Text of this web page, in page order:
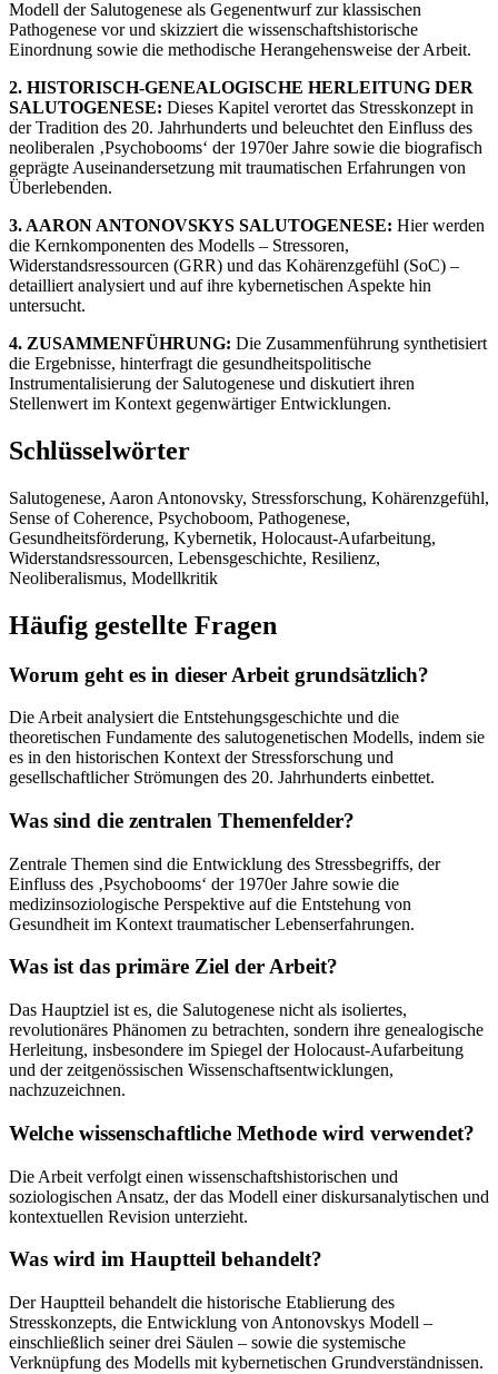
Modell der Salutogenese als Gegenentwurf zur klassischen
Pathogenese vor und skizziert die wissenschaftshistorische
Einordnung sowie die methodische Herangehensweise der Arbeit.
2. HISTORISCH-GENEALOGISCHE HERLEITUNG DER
SALUTOGENESE: Dieses Kapitel verortet das Stresskonzept in
der Tradition des 20. Jahrhunderts und beleuchtet den Einfluss des
neoliberalen ‚Psychobooms‘ der 1970er Jahre sowie die biografisch
geprägte Auseinandersetzung mit traumatischen Erfahrungen von
Überlebenden.
3. AARON ANTONOVSKYS SALUTOGENESE: Hier werden
die Kernkomponenten des Modells – Stressoren,
Widerstandsressourcen (GRR) und das Kohärenzgefühl (SoC) –
detailliert analysiert und auf ihre kybernetischen Aspekte hin
untersucht.
4. ZUSAMMENFÜHRUNG: Die Zusammenführung synthetisiert
die Ergebnisse, hinterfragt die gesundheitspolitische
Instrumentalisierung der Salutogenese und diskutiert ihren
Stellenwert im Kontext gegenwärtiger Entwicklungen.
Schlüsselwörter
Salutogenese, Aaron Antonovsky, Stressforschung, Kohärenzgefühl,
Sense of Coherence, Psychoboom, Pathogenese,
Gesundheitsförderung, Kybernetik, Holocaust-Aufarbeitung,
Widerstandsressourcen, Lebensgeschichte, Resilienz,
Neoliberalismus, Modellkritik
Häufig gestellte Fragen
Worum geht es in dieser Arbeit grundsätzlich?
Die Arbeit analysiert die Entstehungsgeschichte und die
theoretischen Fundamente des salutogenetischen Modells, indem sie
es in den historischen Kontext der Stressforschung und
gesellschaftlicher Strömungen des 20. Jahrhunderts einbettet.
Was sind die zentralen Themenfelder?
Zentrale Themen sind die Entwicklung des Stressbegriffs, der
Einfluss des ‚Psychobooms‘ der 1970er Jahre sowie die
medizinsoziologische Perspektive auf die Entstehung von
Gesundheit im Kontext traumatischer Lebenserfahrungen.
Was ist das primäre Ziel der Arbeit?
Das Hauptziel ist es, die Salutogenese nicht als isoliertes,
revolutionäres Phänomen zu betrachten, sondern ihre genealogische
Herleitung, insbesondere im Spiegel der Holocaust-Aufarbeitung
und der zeitgenössischen Wissenschaftsentwicklungen,
nachzuzeichnen.
Welche wissenschaftliche Methode wird verwendet?
Die Arbeit verfolgt einen wissenschaftshistorischen und
soziologischen Ansatz, der das Modell einer diskursanalytischen und
kontextuellen Revision unterzieht.
Was wird im Hauptteil behandelt?
Der Hauptteil behandelt die historische Etablierung des
Stresskonzepts, die Entwicklung von Antonovskys Modell –
einschließlich seiner drei Säulen – sowie die systemische
Verknüpfung des Modells mit kybernetischen Grundverständnissen.